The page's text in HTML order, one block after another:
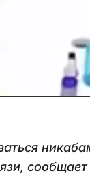
сообщает